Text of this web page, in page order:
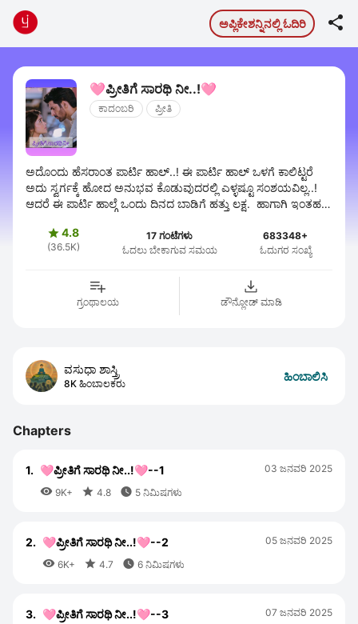
ಅಪ್ಲಿಕೇಶನ್ನಿನಲ್ಲಿ ಓದಿರಿ 
🩷ಪ್ರೀತಿಗೆ ಸಾರಥಿ ನೀ..!🩷
ಕಾದಂಬರಿ ಪ್ರೀತಿ
ಅದೊಂದು ಹೆಸರಾಂತ ಪಾರ್ಟಿ ಹಾಲ್..! ಈ ಪಾರ್ಟಿ ಹಾಲ್ ಒಳಗೆ ಕಾಲಿಟ್ಟರೆ
ಅದು ಸ್ವರ್ಗಕ್ಕೆ ಹೋದ ಅನುಭವ ಕೊಡುವುದರಲ್ಲಿ ಎಳ್ಳಷ್ಟೂ ಸಂಶಯವಿಲ್ಲ..!
ಆದರೆ ಈ ಪಾರ್ಟಿ ಹಾಲ್ಗೆ ಒಂದು ದಿನದ ಬಾಡಿಗೆ ಹತ್ತು ಲಕ್ಷ. ಹಾಗಾಗಿ ಇಂತಹ
4.8
(36.5K)
17 ಗಂಟೆಗಳು
ಓದಲು ಬೇಕಾಗುವ ಸಮಯ
683348+
ಓದುಗರ ಸಂಖ್ಯೆ
ಗ್ರಂಥಾಲಯ ಡೌನ್ಲೋಡ್ ಮಾಡಿ
ವಸುಧಾ ಶಾಸ್ತ್ರಿ
8K ಹಿಂಬಾಲಕರು
ಹಿಂಬಾಲಿಸಿ
Chapters
1. 🩷ಪ್ರೀತಿಗೆ ಸಾರಥಿ ನೀ..!🩷--1
 9K+  4.8  5 ನಿಮಿಷಗಳು
03 ಜನವರಿ 2025
2. 🩷ಪ್ರೀತಿಗೆ ಸಾರಥಿ ನೀ..!🩷--2
 6K+  4.7  6 ನಿಮಿಷಗಳು
05 ಜನವರಿ 2025
3. 🩷ಪ್ರೀತಿಗೆ ಸಾರಥಿ ನೀ..!🩷--3 07 ಜನವರಿ 2025